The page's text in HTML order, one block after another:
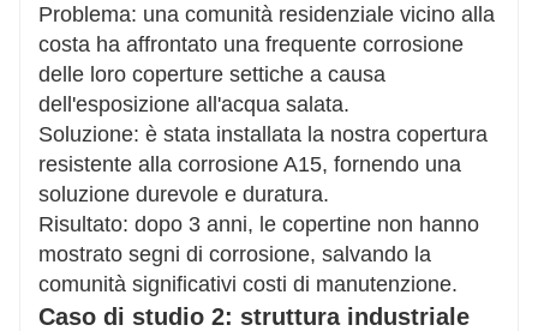
Problema: una comunità residenziale vicino alla
costa ha affrontato una frequente corrosione
delle loro coperture settiche a causa
dell'esposizione all'acqua salata.
Soluzione: è stata installata la nostra copertura
resistente alla corrosione A15, fornendo una
soluzione durevole e duratura.
Risultato: dopo 3 anni, le copertine non hanno
mostrato segni di corrosione, salvando la
comunità significativi costi di manutenzione.
Caso di studio 2: struttura industriale